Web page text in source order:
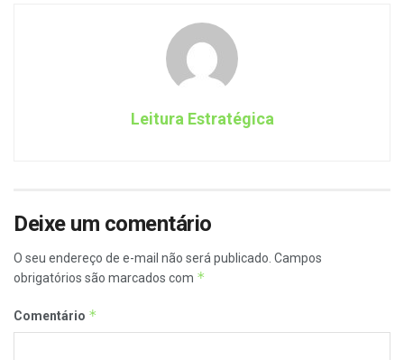
Leitura Estratégica
Deixe um comentário
O seu endereço de e-mail não será publicado. Campos
obrigatórios são marcados com *
Comentário *